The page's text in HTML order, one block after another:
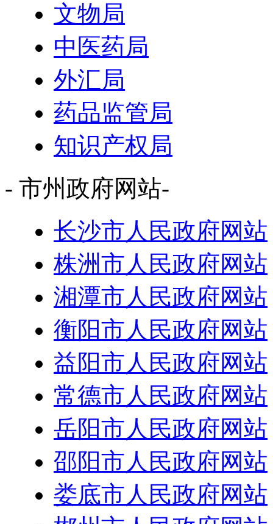
文物局
中医药局
外汇局
药品监管局
知识产权局
- 市州政府网站-
长沙市人民政府网站
株洲市人民政府网站
湘潭市人民政府网站
衡阳市人民政府网站
益阳市人民政府网站
常德市人民政府网站
岳阳市人民政府网站
邵阳市人民政府网站
娄底市人民政府网站